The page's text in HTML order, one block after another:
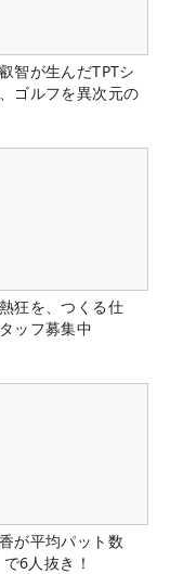
智が生んだTPTシ
ゴルフを異次元の
狂を、つくる仕
ッフ募集中
が平均パット数
で6人抜き！